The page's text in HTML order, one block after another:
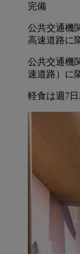
完備
公共交通機
高速道路に
公共交通機
速道路）に
軽食は週7